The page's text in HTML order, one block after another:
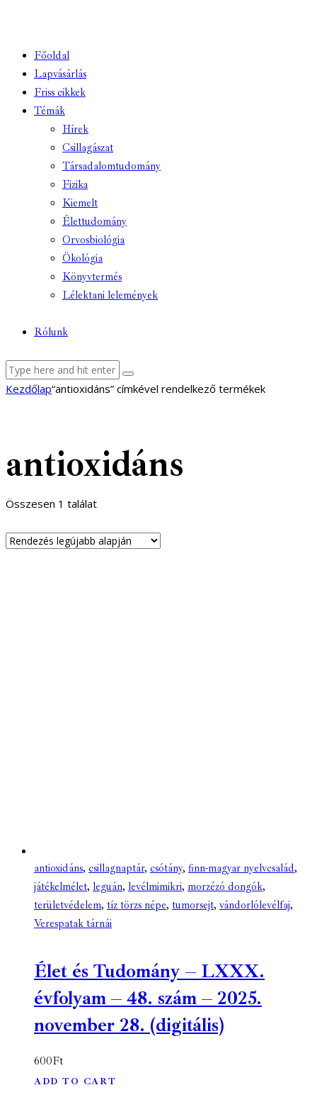
Főoldal
Lapvásárlás
Friss cikkek
Témák
Hírek
Csillagászat
Társadalomtudomány
Fizika
Kiemelt
Élettudomány
Orvosbiológia
Ökológia
Könyvtermés
Lélektani lelemények
Rólunk
facebook-
youtube-
email
Kezdőlap“antioxidáns” címkével rendelkező termékek
antioxidáns
Összesen 1 találat
antioxidáns, csillagnaptár, csótány, finn-magyar nyelvcsalád,
játékelmélet, leguán, levélmimikri, morzézó dongók,
területvédelem, tíz törzs népe, tumorsejt, vándorlólevélfaj,
Verespatak tárnái
Élet és Tudomány – LXXX.
évfolyam – 48. szám – 2025.
november 28. (digitális)
600Ft
ADD TO CART